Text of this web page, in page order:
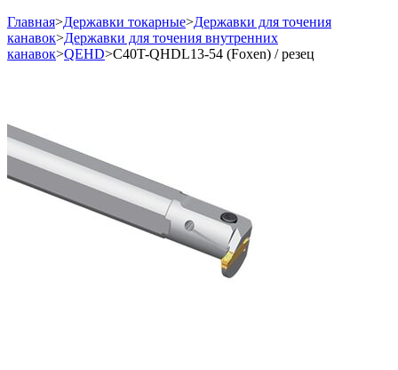
Главная>Державки токарные>Державки для точения
канавок>Державки для точения внутренних
канавок>QEHD>C40T-QHDL13-54 (Foxen) / резец